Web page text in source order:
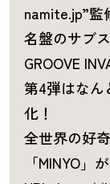
namite.jp”監
名盤のサブ
GROOVE
第4弾はなん
化！
全世界の好
「MINYO」